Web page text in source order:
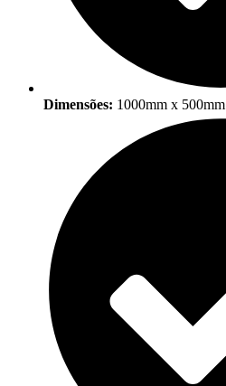
Dimensões: 1000mm x 500mm